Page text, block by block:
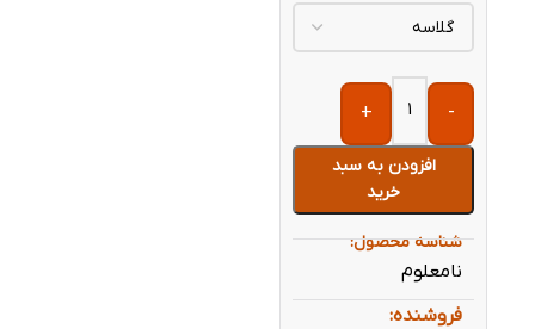
-
+
افزودن به سبد
خرید
شناسه محصول:
نامعلوم
فروشنده: